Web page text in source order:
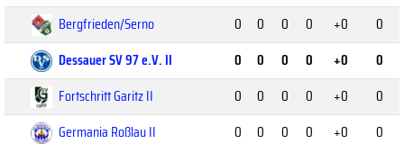
Bergfrieden/Serno
0 0 0 0 +0
0
Dessauer SV 97 e.V. II
0 0 0 0 +0
0
Fortschritt Garitz II
0 0 0 0 +0
0
Germania Roßlau II
0 0 0 0 +0
0